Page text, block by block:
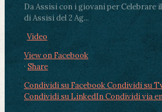
Da Assisi con i giovani per Celebrare
di Assisi del 2 Ag...
Video
View on Facebook
· Share
Condividi su FacebookCondividi su
Condividi su LinkedInCondividi via